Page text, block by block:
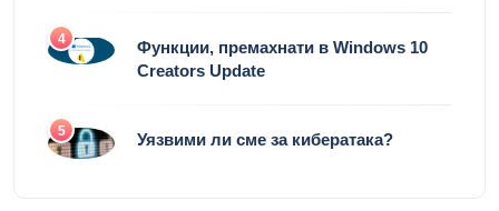
4
Функции, премахнати в Windows 10
Creators Update
5 Уязвими ли сме за кибератака?